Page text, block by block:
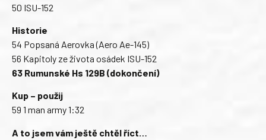
50 ISU-152
Historie
54 Popsaná Aerovka (Aero Ae-145)
56 Kapitoly ze života osádek ISU-152
63 Rumunské Hs 129B (dokončení)
Kup – použij
59 1 man army 1:32
A to jsem vám ještě chtěl říct…